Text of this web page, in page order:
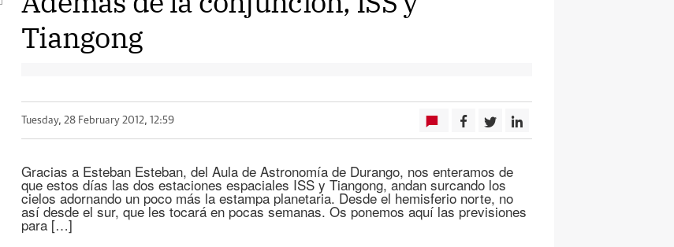
Tiangong
Tuesday, 28 February 2012, 12:59
Gracias a Esteban Esteban, del Aula de Astronomía de Durango, nos enteramos de
que estos días las dos estaciones espaciales ISS y Tiangong, andan surcando los
cielos adornando un poco más la estampa planetaria. Desde el hemisferio norte, no
así desde el sur, que les tocará en pocas semanas. Os ponemos aquí las previsiones
para […]